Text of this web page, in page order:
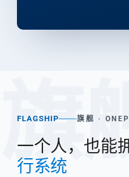
旗
FLAGSHIP 旗舰 ·
一个人，也能
行系统